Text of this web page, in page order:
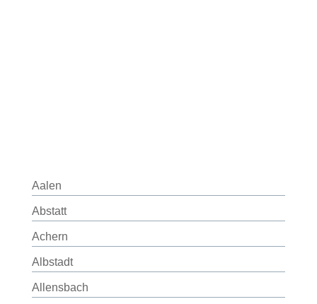
Aalen
Abstatt
Achern
Albstadt
Allensbach